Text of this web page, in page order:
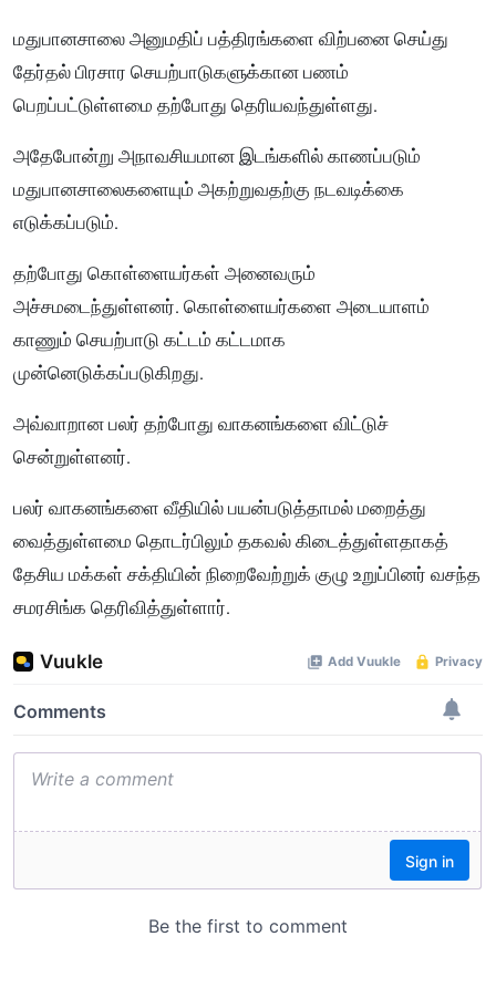
மதுபானசாலை அனுமதிப் பத்திரங்களை விற்பனை செய்து
தேர்தல் பிரசார செயற்பாடுகளுக்கான பணம்
பெறப்பட்டுள்ளமை தற்போது தெரியவந்துள்ளது.
அதேபோன்று அநாவசியமான இடங்களில் காணப்படும்
மதுபானசாலைகளையும் அகற்றுவதற்கு நடவடிக்கை
எடுக்கப்படும்.
தற்போது கொள்ளையர்கள் அனைவரும்
அச்சமடைந்துள்ளனர். கொள்ளையர்களை அடையாளம்
காணும் செயற்பாடு கட்டம் கட்டமாக
முன்னெடுக்கப்படுகிறது.
அவ்வாறான பலர் தற்போது வாகனங்களை விட்டுச்
சென்றுள்ளனர்.
பலர் வாகனங்களை வீதியில் பயன்படுத்தாமல் மறைத்து
வைத்துள்ளமை தொடர்பிலும் தகவல் கிடைத்துள்ளதாகத்
தேசிய மக்கள் சக்தியின் நிறைவேற்றுக் குழு உறுப்பினர் வசந்த
சமரசிங்க தெரிவித்துள்ளார்.